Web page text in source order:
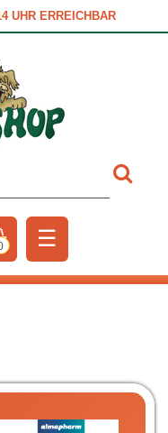
UHR ERREICHBAR
☰